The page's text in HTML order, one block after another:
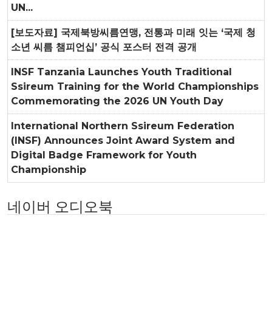
UN...
[보도자료] 국제북방씨름연맹, 전통과 미래 잇는 ‘국제 청
소년 씨름 챔피언십’ 공식 포스터 전격 공개
INSF Tanzania Launches Youth Traditional
Ssireum Training for the World Championships
Commemorating the 2026 UN Youth Day
International Northern Ssireum Federation
(INSF) Announces Joint Award System and
Digital Badge Framework for Youth
Championship
네이버 오디오북